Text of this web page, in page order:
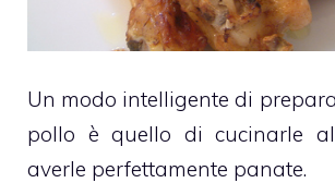
Un modo intelligente di
pollo è quello di cucinarle
averle perfettamente panate.